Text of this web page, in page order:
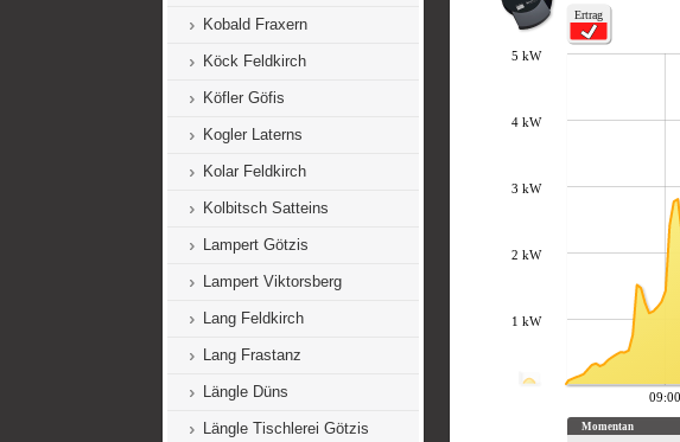
Kobald Fraxern
Köck Feldkirch
Köfler Göfis
Kogler Laterns
Kolar Feldkirch
Kolbitsch Satteins
Lampert Götzis
Lampert Viktorsberg
Lang Feldkirch
Lang Frastanz
Längle Düns
Längle Tischlerei Götzis